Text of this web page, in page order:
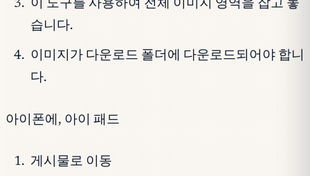
이 도구를 사용하여 전체 이미지 영역을 잡고 놓
습니다.
이미지가 다운로드 폴더에 다운로드되어야 합니
다.
아이폰에, 아이 패드
게시물로 이동